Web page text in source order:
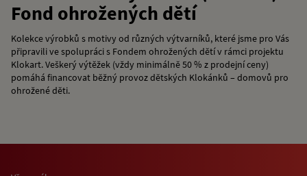
Fond ohrožených dětí
Kolekce výrobků s motivy od různých výtvarníků, které jsme pro Vás
připravili ve spolupráci s Fondem ohrožených dětí v rámci projektu
Klokart. Veškerý výtěžek (vždy minimálně 50 % z prodejní ceny)
pomáhá financovat běžný provoz dětských Klokánků – domovů pro
ohrožené děti.